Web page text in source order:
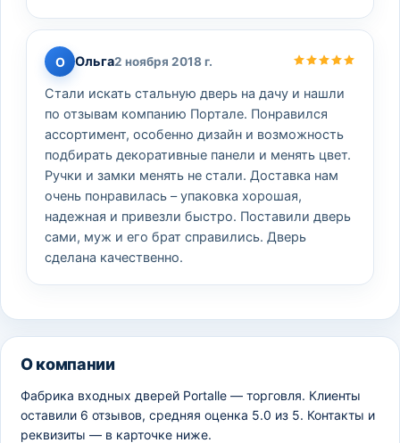
О Ольга2 ноября 2018 г.
Стали искать стальную дверь на дачу и нашли
по отзывам компанию Портале. Понравился
ассортимент, особенно дизайн и возможность
подбирать декоративные панели и менять цвет.
Ручки и замки менять не стали. Доставка нам
очень понравилась – упаковка хорошая,
надежная и привезли быстро. Поставили дверь
сами, муж и его брат справились. Дверь
сделана качественно.
О компании
Фабрика входных дверей Portalle — торговля. Клиенты
оставили 6 отзывов, средняя оценка 5.0 из 5. Контакты и
реквизиты — в карточке ниже.